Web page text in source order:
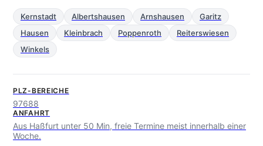
Kernstadt Albertshausen Arnshausen
Garitz
Hausen
Kleinbrach Poppenroth
Reiterswiesen
Winkels
PLZ-BEREICHE
97688
ANFAHRT
Aus Haßfurt unter 50 Min, freie Termine meist innerhalb einer
Woche.